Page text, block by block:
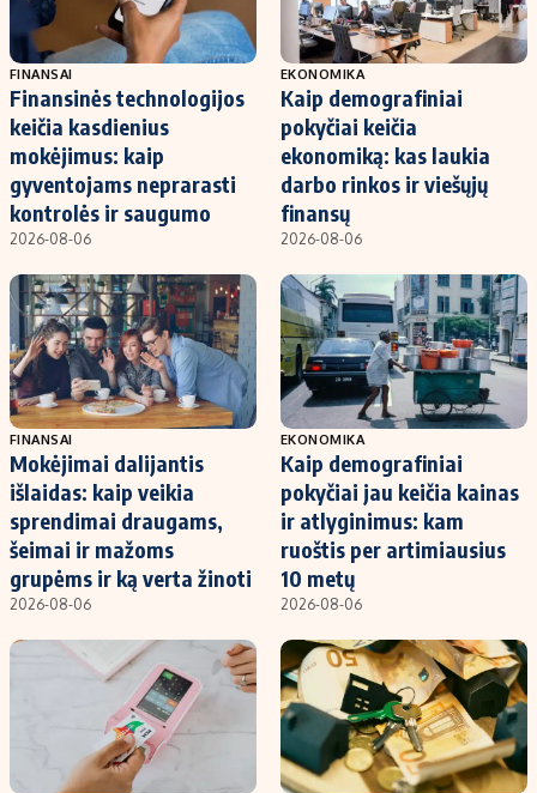
FINANSAI
Finansinės technologijos
keičia kasdienius
mokėjimus: kaip
gyventojams neprarasti
kontrolės ir saugumo
2026-08-06
EKONOMIKA
Kaip demografiniai
pokyčiai keičia
ekonomiką: kas laukia
darbo rinkos ir viešųjų
finansų
2026-08-06
FINANSAI
Mokėjimai dalijantis
išlaidas: kaip veikia
sprendimai draugams,
šeimai ir mažoms
grupėms ir ką verta žinoti
2026-08-06
EKONOMIKA
Kaip demografiniai
pokyčiai jau keičia kainas
ir atlyginimus: kam
ruoštis per artimiausius
10 metų
2026-08-06